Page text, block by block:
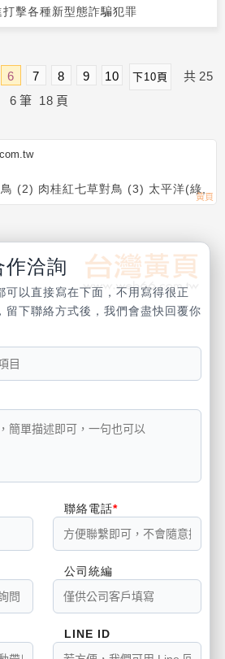
打擊各種新型態詐騙犯罪
6 7 8 9 10 下10頁 共 25
6 筆 18 頁
(2) 肉桂紅七草對鳥 (3) 太平洋(綠,
作洽詢
可以直接寫在下面，不用寫得很正
留下聯絡方式後，我們會盡快回覆你
聯絡電話
公司統編
LINE ID